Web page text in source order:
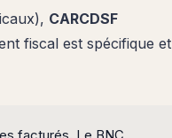
CARCDSF
fiscal est spécifique et